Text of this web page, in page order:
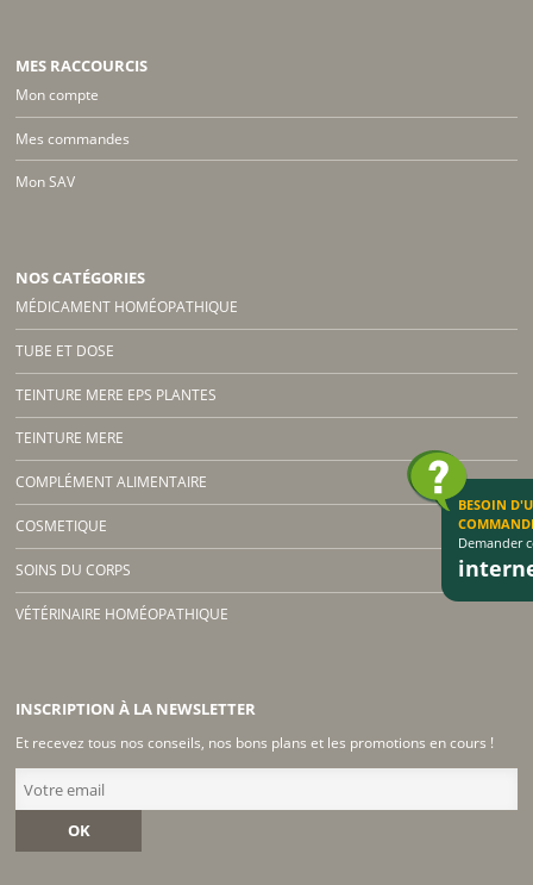
MES RACCOURCIS
Mon compte
Mes commandes
Mon SAV
NOS CATÉGORIES
MÉDICAMENT HOMÉOPATHIQUE
TUBE ET DOSE
TEINTURE MERE EPS PLANTES
TEINTURE MERE
COMPLÉMENT ALIMENTAIRE
COSMETIQUE
SOINS DU CORPS
VÉTÉRINAIRE HOMÉOPATHIQUE
INSCRIPTION À LA NEWSLETTER
Et recevez tous nos conseils, nos bons plans et les promotions en cours !
OK
BESOIN
Demander